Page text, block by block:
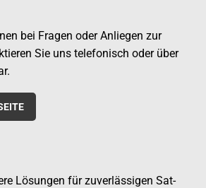
bei Fragen oder Anliegen zur
Sie uns telefonisch oder über
Lösungen für zuverlässigen Sat-